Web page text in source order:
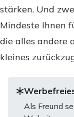
stärken. Und
Mindeste Ihnen
die alles andere
kleines
Als Freund